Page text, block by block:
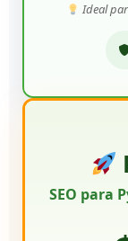
Ideal
SEO para